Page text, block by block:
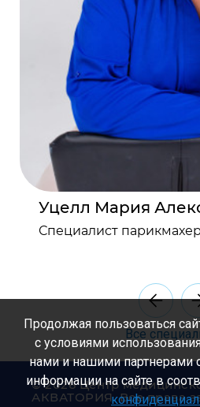
Уцелл Мария
Специалист
Все
© 2026 Центр
АКВАТОРИЯ. Все права
Продолжая пользоваться
с условиями
нами и нашими партнерами
информации на сайте в